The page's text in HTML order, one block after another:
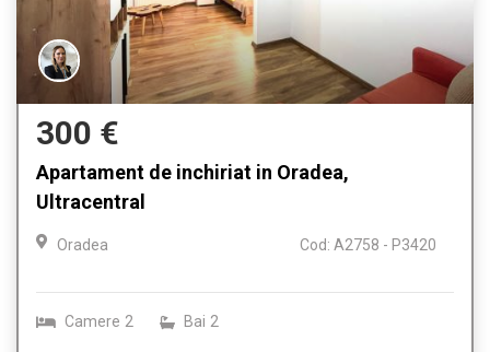
300 €
Apartament de inchiriat in Oradea,
Ultracentral
Oradea Cod: A2758 - P3420
Camere 2 Bai 2